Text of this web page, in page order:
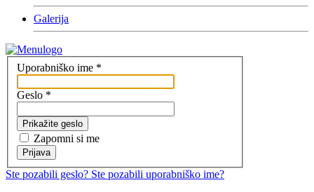
Galerija
Uporabniško ime *
Geslo *
Prikažite geslo
Zapomni si me
Prijava
Ste pozabili geslo? Ste pozabili uporabniško ime?